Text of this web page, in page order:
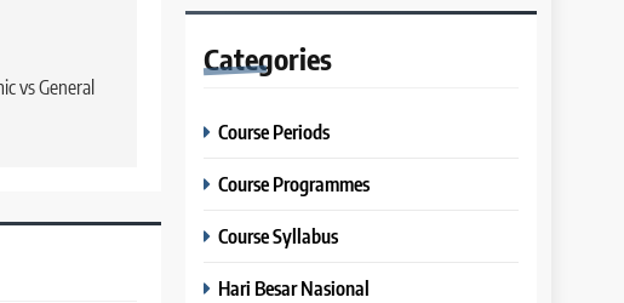
vs General
Categories
Course Periods
Course Programmes
Course Syllabus
Hari Besar Nasional